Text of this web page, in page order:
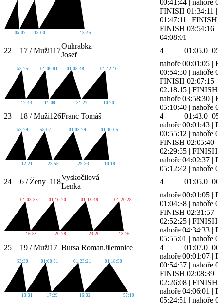
05:07 13:00 13:45
00:41:44 | nahoře
FINISH 01:34:11
01:47:11 | FINISH
FINISH 03:54:16
04:08:01
22
17 / Muži117
Ouhrabka
Josef
4 01:05.0
53:25
12:44
01:00:01
11:00
01:08:48
31:27
01:12:10
10:20
nahoře 00:01:05 |
00:54:30 | nahoře
FINISH 02:07:15
02:18:15 | FINISH
nahoře 03:58:30 |
05:10:40 | nahoře
23
18 / Muži126Franc Tomáš 4 01:43.0
53:29
12:21
58:07
23:55
01:03:29
29:33
01:10:05
10:18
nahoře 00:01:43 |
00:55:12 | nahoře
FINISH 02:05:40
02:29:35 | FINISH
nahoře 04:02:37 |
05:12:42 | nahoře
24
6 / Ženy 118
Vyskočilová
Lenka
4 01:05.0
01:03:33
16:59
01:10:20
20:28
01:18:48
23:20
01:20:28
13:26
nahoře 00:01:05 |
01:04:38 | nahoře
FINISH 02:31:57
02:52:25 | FINISH
nahoře 04:34:33 |
05:55:01 | nahoře
25
19 / Muži17 Bursa RomanJilemnice 4 01:07.0
53:30
13:31
01:00:31
17:29
01:23:21
16:32
01:18:50
57:10
nahoře 00:01:07 |
00:54:37 | nahoře
FINISH 02:08:39
02:26:08 | FINISH
nahoře 04:06:01 |
05:24:51 | nahoře